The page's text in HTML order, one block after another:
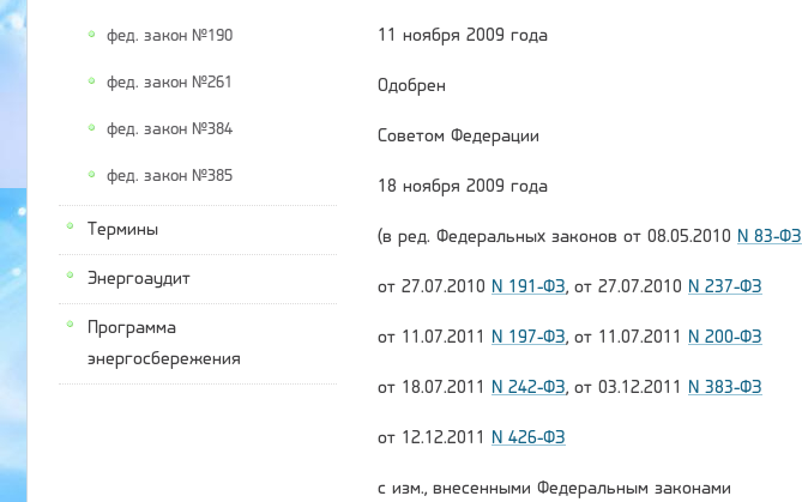
фед. закон №190
фед. закон №261
фед. закон №384
фед. закон №385
Термины
Энергоаудит
Программа
энергосбережения
11 ноября 2009 года
Одобрен
Советом Федерации
18 ноября 2009 года
(в ред. Федеральных законов от 08.05.2010 N 83-ФЗ
от 27.07.2010 N 191-ФЗ, от 27.07.2010 N 237-ФЗ
от 11.07.2011 N 197-ФЗ, от 11.07.2011 N 200-ФЗ
от 18.07.2011 N 242-ФЗ, от 03.12.2011 N 383-ФЗ
от 12.12.2011 N 426-ФЗ
с изм., внесенными Федеральным законами